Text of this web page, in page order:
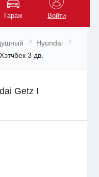
Гараж Войти
Hyundai
Хэтчбек 3 дв.
Getz I